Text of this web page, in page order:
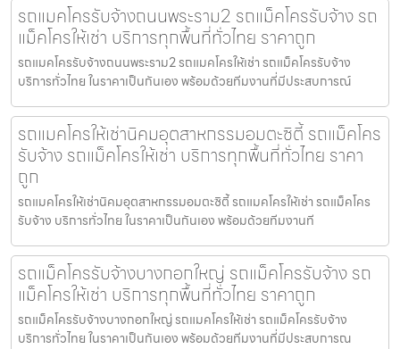
รถแมคโครรับจ้างถนนพระราม2 รถแม็คโครรับจ้าง รถ
แม็คโครให้เช่า บริการทุกพื้นที่ทั่วไทย ราคาถูก
รถแมคโครรับจ้างถนนพระราม2 รถแมคโครให้เช่า รถแม็คโครรับจ้าง
บริการทั่วไทย ในราคาเป็นกันเอง พร้อมด้วยทีมงานที่มีประสบการณ์
รถแมคโครให้เช่านิคมอุตสาหกรรมอมตะซิตี้ รถแม็คโคร
รับจ้าง รถแม็คโครให้เช่า บริการทุกพื้นที่ทั่วไทย ราคา
ถูก
รถแมคโครให้เช่านิคมอุตสาหกรรมอมตะซิตี้ รถแมคโครให้เช่า รถแม็คโคร
รับจ้าง บริการทั่วไทย ในราคาเป็นกันเอง พร้อมด้วยทีมงานที
รถแม็คโครรับจ้างบางกอกใหญ่ รถแม็คโครรับจ้าง รถ
แม็คโครให้เช่า บริการทุกพื้นที่ทั่วไทย ราคาถูก
รถแม็คโครรับจ้างบางกอกใหญ่ รถแมคโครให้เช่า รถแม็คโครรับจ้าง
บริการทั่วไทย ในราคาเป็นกันเอง พร้อมด้วยทีมงานที่มีประสบการณ